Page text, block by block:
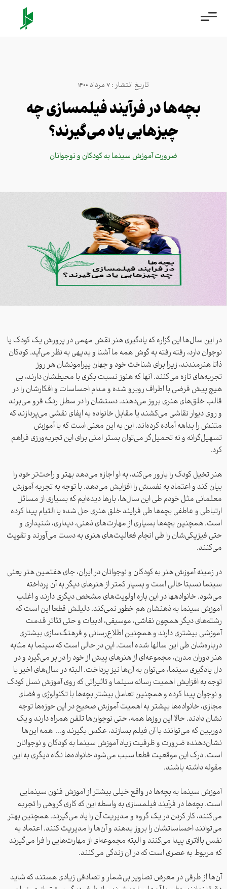
تاریخ انتشار : 7 مرداد 1400
بچه‌ها در فرآیند فیلمسازی چه
چیزهایی یاد می‌گیرند؟
ضرورت آموزش سینما به کودکان و نوجوانان
در این سال‌ها این گزاره که یادگیری هنر نقش مهمی در پرورش یک کودک یا
نوجوان دارد، رفته رفته به گوش همه ما آشنا و بدیهی به نظر می‌آید. کودکان
ذاتا هنرمندند، زیرا برای شناخت خود و جهان پیرامونشان هر روز
تجربه‌های تازه می‌کنند. آنها که هنوز نسبت بکری با محیطشان دارند، بی
هیچ پیش فرضی با اطراف روبرو شده و مدام احساسات و افکارشان را در
قالب خلق‌های هنری بروز می‌دهند. دستشان را در سطل رنگ فرو می‌برند
و روی دیوار نقاشی می‌کشند یا مقابل خانواده به ایفای نقشی می‌پردازند که
متنش را بداهه آماده کرده‌اند. این به این معنی است که با آموزش
تسهیل‌گرانه و نه تحمیل‌گر می‌توان بستر امنی برای این تجربه‌ورزی فراهم
کرد.
هنر تخیل کودک را بارور می‌کند، به او اجازه می‌دهد بهتر و راحت‌تر خود را
بیان کند و اعتماد به نفسش را افزایش می‌دهد. با توجه به تجربه آموزش
معلمانی مثل خودم طی این سال‌ها، بارها دیده‌ایم که بسیاری از مسائل
ارتباطی و عاطفی‌ بچه‌ها طی فرایند خلق هنری حل شده یا التیام پیدا کرده‌
است. همچنین بچه‌ها بسیاری از مهارت‌های ذهنی، دیداری، شنیداری و
حتی فیزیکی‌شان ر‌ا طی انجام فعالیت‌های هنری به دست می‌آورند و تقویت
می‌کنند.
در زمینه آموزش هنر به کودکان و نوجوانان در ایران، جای هفتمین هنر یعنی
سینما نسبتا خالی است و بسیار کمتر از هنرهای دیگر به آن پرداخته
می‌شود. خانواده‎ها در این باره اولویت‌های مشخص دیگری دارند و اغلب
آموزش سینما به ذهنشان هم خطور نمی‌کند. دلیلش قطعا این است که
رشته‌های دیگر همچون نقاشی، موسیقی، ادبیات و حتی تئاتر قدمت
آموزشی بیشتری دارند و همچنین اطلاع‌رسانی و فرهنگ‌سازی بیشتری
درباره‌شان طی این سالها شده ‌است. این در حالی است که سینما به مثابه
هنر دوران مدرن، مجموعه‌ای از هنرهای پیش از خود را در بر می‌گیرد و در
دل یادگیری سینما، می‌توان به آن‌ها نیز پرداخت. البته در سال‌های اخیر با
توجه به افزایش اهمیت رسانه سینما و تاثیراتی که روی آموزش نسل کودک
و نوجوان پیدا کرده و همچنین تعامل بیشتر بچه‌ها با تکنولوژی و فضای
مجازی، خانواده‌ها بیشتر به اهمیت آموزش صحیح در این حوزه‌ها توجه
نشان دادند. حالا این روزها همه، حتی نوجوان‌ها تلفن همراه دارند و یک
دوربین که می‌توانند با آن فیلم بسازند، عکس بگیرند و... همه این‌ها
نشان‌دهنده ضرورت و ظرفیت زیاد آموزش سینما به کودکان و نوجوانان
است. درک این موقعیت قطعا سبب می‌شود خانواده‌ها نگاه دیگری به این
مقوله داشته باشند.
آموزش سینما به بچه‌ها در واقع خیلی بیشتر از آموزش فنون سینمایی
است. بچه‌ها در فرآیند فیلمسازی به واسطه این که کاری گروهی را تجربه
می‌کنند، کار کردن در یک گروه و مدیریت آن را یاد می‌گیرند. همچنین بهتر
می‌توانند احساساتشان را بروز بدهند و آن‌ها را مدیریت کنند. اعتماد به
نفس بالاتری پیدا می‌کنند و البته مجموعه‌ای از مهارت‌هایی را فرا می‌گیرند
که مربوط به عصری است که در آن زندگی می‌کنند.
آن‌ها از طرفی در معرض تصاویر بی‌شمار و تصادفی زیادی هستند که شاید